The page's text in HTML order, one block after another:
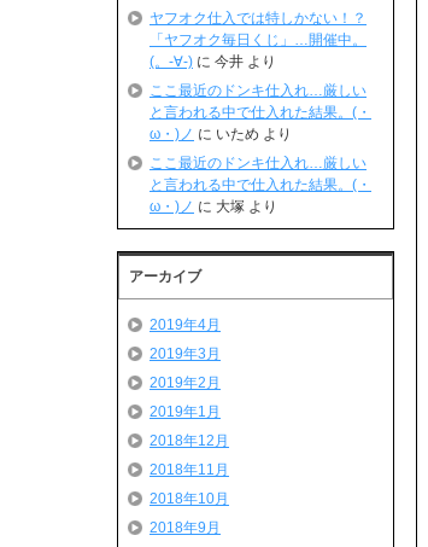
ヤフオク仕入では特しかない！？
「ヤフオク毎日くじ」…開催中。
(。-∀-) に 今井 より
ここ最近のドンキ仕入れ…厳しい
と言われる中で仕入れた結果。(・
ω・)ノ に いため より
ここ最近のドンキ仕入れ…厳しい
と言われる中で仕入れた結果。(・
ω・)ノ に 大塚 より
アーカイブ
2019年4月
2019年3月
2019年2月
2019年1月
2018年12月
2018年11月
2018年10月
2018年9月